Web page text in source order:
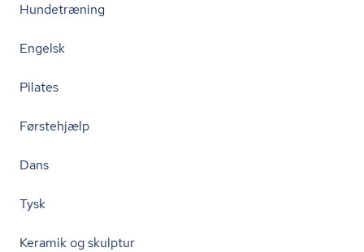
Hundetræning
Engelsk
Pilates
Førstehjælp
Dans
Tysk
Keramik og skulptur